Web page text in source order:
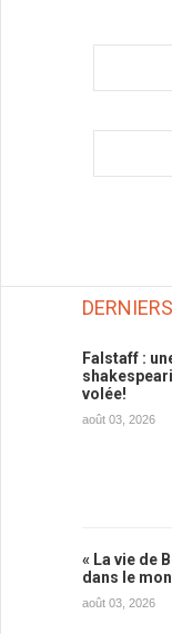
Falstaff :
volée!
août 03, 2026
« La vie de
dans le
août 03, 2026